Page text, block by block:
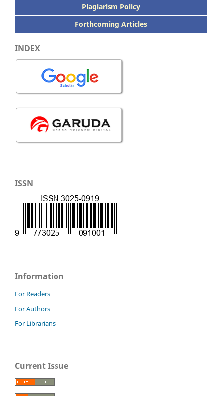
Plagiarism Policy
Forthcoming Articles
INDEX
ISSN
Information
For Readers
For Authors
For Librarians
Current Issue